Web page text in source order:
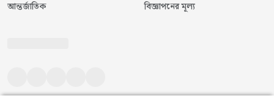
আন্তর্জাতিক
বিজ্ঞাপনের মূল্য